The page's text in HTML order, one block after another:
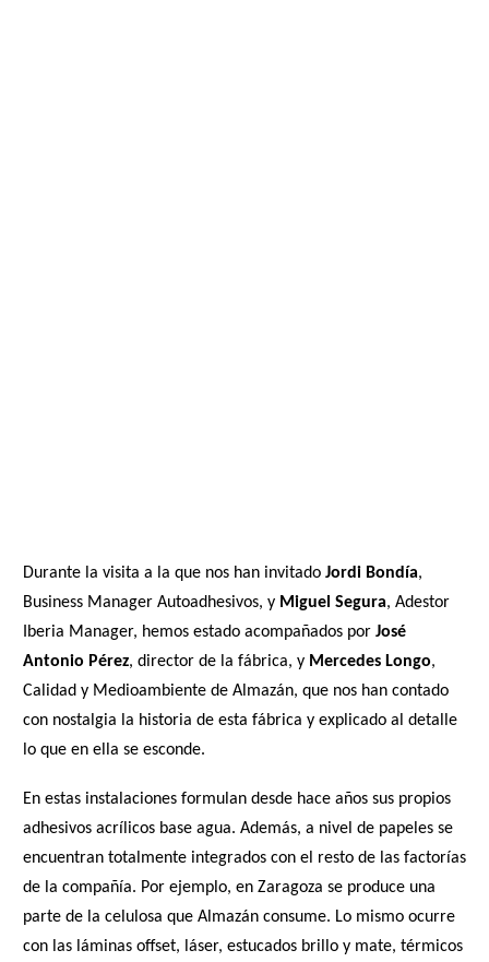
Durante la visita a la que nos han invitado Jordi Bondía,
Business Manager Autoadhesivos, y Miguel Segura, Adestor
Iberia Manager, hemos estado acompañados por José
Antonio Pérez, director de la fábrica, y Mercedes Longo,
Calidad y Medioambiente de Almazán, que nos han contado
con nostalgia la historia de esta fábrica y explicado al detalle
lo que en ella se esconde.
En estas instalaciones formulan desde hace años sus propios
adhesivos acrílicos base agua. Además, a nivel de papeles se
encuentran totalmente integrados con el resto de las factorías
de la compañía. Por ejemplo, en Zaragoza se produce una
parte de la celulosa que Almazán consume. Lo mismo ocurre
con las láminas offset, láser, estucados brillo y mate, térmicos